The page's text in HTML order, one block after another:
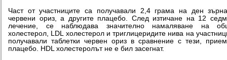
Част от участниците са получавали 2,4 грама на ден
червени ориз, а другите плацебо. След изтичане на 12
лечение, се наблюдава значително намаляване на
холестерол, LDL холестерол и триглицеридите нива на
получавали таблетки червен ориз в сравнение с тези,
плацебо. HDL холестеролът не е бил засегнат.